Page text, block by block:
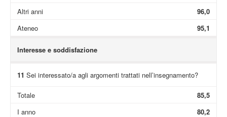
Altri anni
96,0
Ateneo
95,1
Interesse e soddisfazione
11 Sei interessato/a agli argomenti trattati nell’insegnamento?
Totale
85,5
I anno
80,2